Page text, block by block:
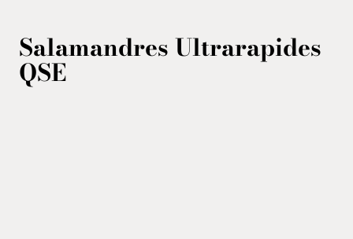
Salamandres Ultrarapides
QSE